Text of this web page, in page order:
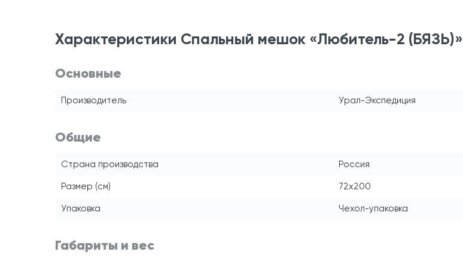
Характеристики Спальный мешок «Любитель-2 (БЯЗЬ)»
Основные
Производитель Урал-Экспедиция
Общие
Страна производства Россия
Размер (см) 72x200
Упаковка Чехол-упаковка
Габариты и вес